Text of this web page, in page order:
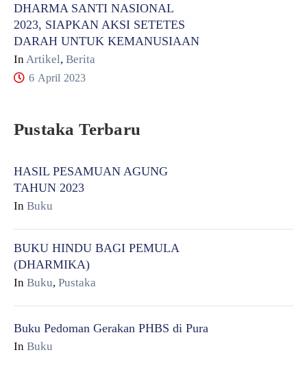
DHARMA SANTI NASIONAL
2023, SIAPKAN AKSI SETETES
DARAH UNTUK KEMANUSIAAN
InArtikel, Berita
6 April 2023
Pustaka Terbaru
HASIL PESAMUAN AGUNG
TAHUN 2023
In Buku
BUKU HINDU BAGI PEMULA
(DHARMIKA)
In Buku, Pustaka
Buku Pedoman Gerakan PHBS di Pura
In Buku